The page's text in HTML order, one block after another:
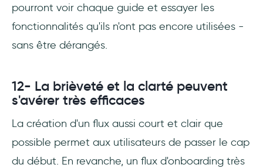
pourront voir chaque guide et essayer les
fonctionnalités qu'ils n'ont pas encore utilisées -
sans être dérangés.
12- La brièveté et la clarté peuvent
s'avérer très efficaces
La création d'un flux aussi court et clair que
possible permet aux utilisateurs de passer le cap
du début. En revanche, un flux d'onboarding très